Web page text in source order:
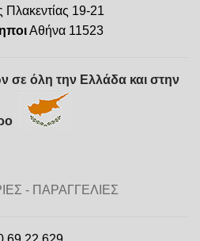
Πλακεντίας 19-21
Αθήνα 11523
σε όλη την Ελλάδα και στην
- ΠΑΡΑΓΓΕΛΙΕΣ